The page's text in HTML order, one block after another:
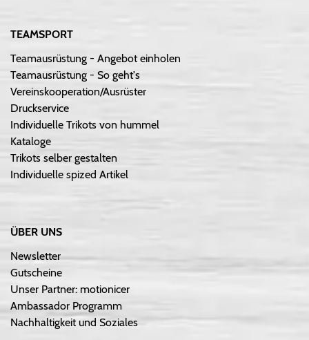
TEAMSPORT
Teamausrüstung - Angebot einholen
Teamausrüstung - So geht's
Vereinskooperation/Ausrüster
Druckservice
Individuelle Trikots von hummel
Kataloge
Trikots selber gestalten
Individuelle spized Artikel
ÜBER UNS
Newsletter
Gutscheine
Unser Partner: motionicer
Ambassador Programm
Nachhaltigkeit und Soziales